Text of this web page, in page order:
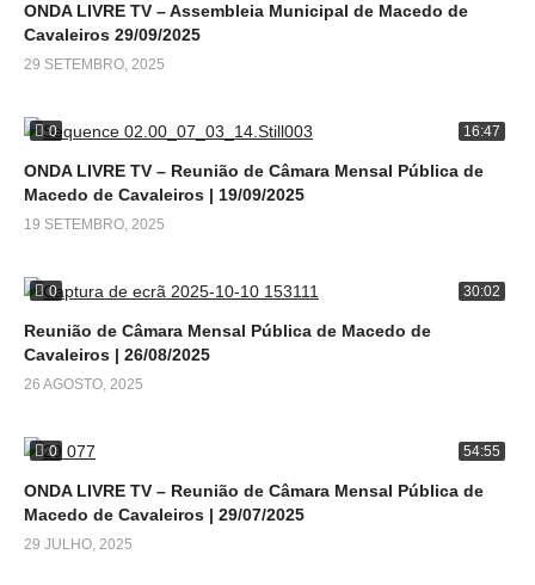
ONDA LIVRE TV – Assembleia Municipal de Macedo de
Cavaleiros 29/09/2025
29 SETEMBRO, 2025
0 16:47
ONDA LIVRE TV – Reunião de Câmara Mensal Pública de
Macedo de Cavaleiros | 19/09/2025
19 SETEMBRO, 2025
0 30:02
Reunião de Câmara Mensal Pública de Macedo de
Cavaleiros | 26/08/2025
26 AGOSTO, 2025
0 54:55
ONDA LIVRE TV – Reunião de Câmara Mensal Pública de
Macedo de Cavaleiros | 29/07/2025
29 JULHO, 2025